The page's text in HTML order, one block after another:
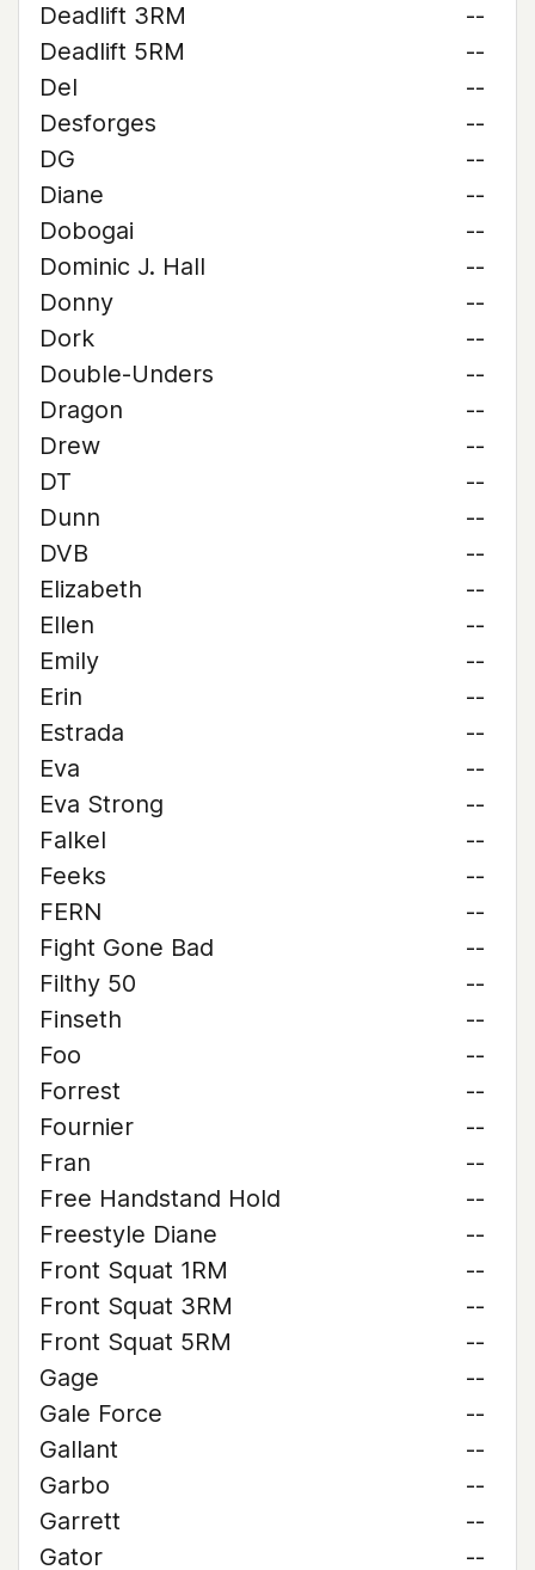
Deadlift 3RM
--
Deadlift 5RM
--
Del
--
Desforges
--
DG
--
Diane
--
Dobogai
--
Dominic J. Hall
--
Donny
--
Dork
--
Double-Unders
--
Dragon
--
Drew
--
DT
--
Dunn
--
DVB
--
Elizabeth
--
Ellen
--
Emily
--
Erin
--
Estrada
--
Eva
--
Eva Strong
--
Falkel
--
Feeks
--
FERN
--
Fight Gone Bad
--
Filthy 50
--
Finseth
--
Foo
--
Forrest
--
Fournier
--
Fran
--
Free Handstand Hold
--
Freestyle Diane
--
Front Squat 1RM
--
Front Squat 3RM
--
Front Squat 5RM
--
Gage
--
Gale Force
--
Gallant
--
Garbo
--
Garrett
--
Gator
--